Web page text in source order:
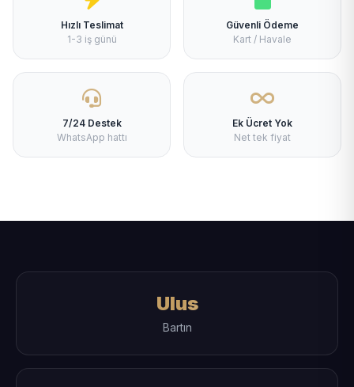
Hızlı Teslimat
1-3 iş günü
Güvenli Ödeme
Kart / Havale
7/24 Destek
WhatsApp hattı
Ek Ücret Yok
Net tek fiyat
Ulus
Bartın